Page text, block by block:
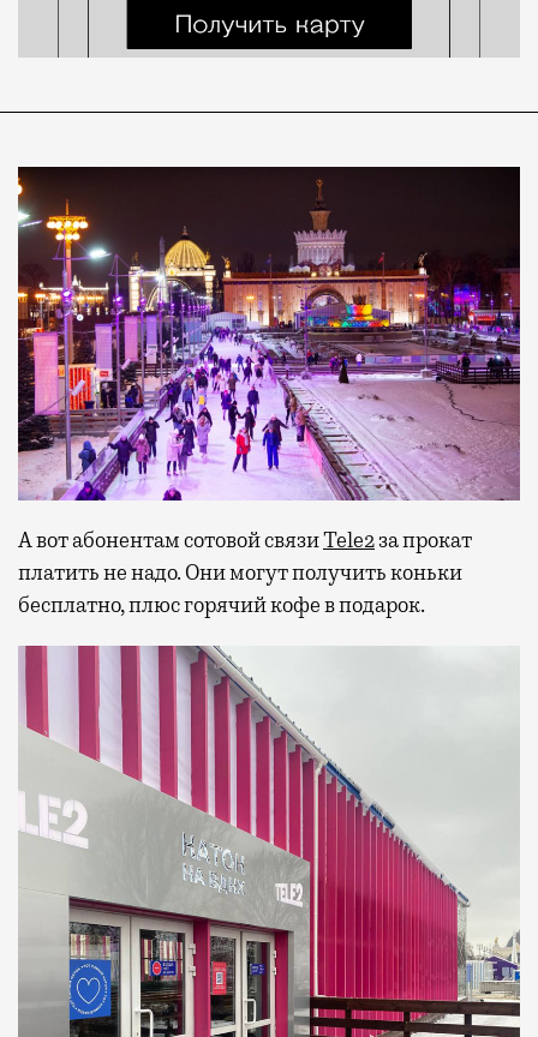
А вот абонентам сотовой связиTele2за прокат
платить не надо. Они могут получить коньки
бесплатно, плюс горячий кофе в подарок.